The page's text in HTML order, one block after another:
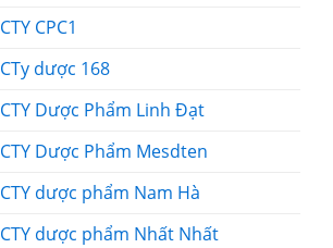
CTY CPC1
CTy dược 168
CTY Dược Phẩm Linh Đạt
CTY Dược Phẩm Mesdten
CTY dược phẩm Nam Hà
CTY dược phẩm Nhất Nhất